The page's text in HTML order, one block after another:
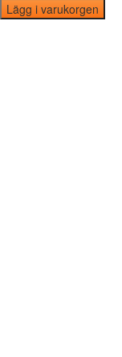
Lägg i varukorgen